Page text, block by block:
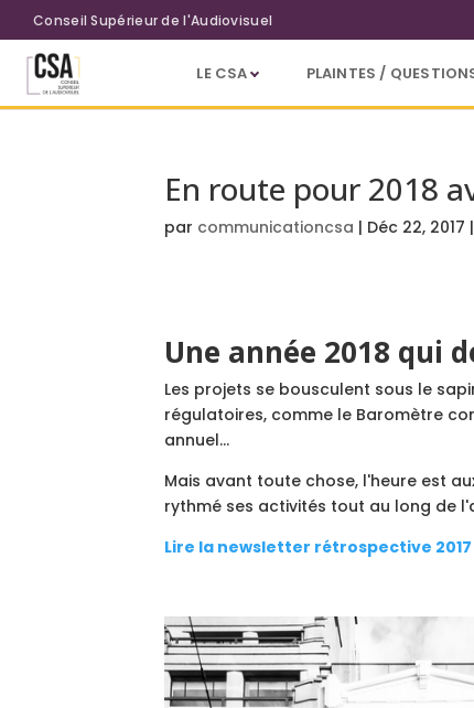
Aller au contenu principal
Conseil Supérieur de l'Audiovisuel
LE CSA PLAINTES /
En route pour 2018
par communicationcsa | Déc 22, 2017
Une année 2018 qui
Les projets se bousculent sous le
régulatoires, comme le Baromètre
annuel…
Mais avant toute chose, l'heure est
rythmé ses activités tout au long de
Lire la newsletter rétrospective 2017